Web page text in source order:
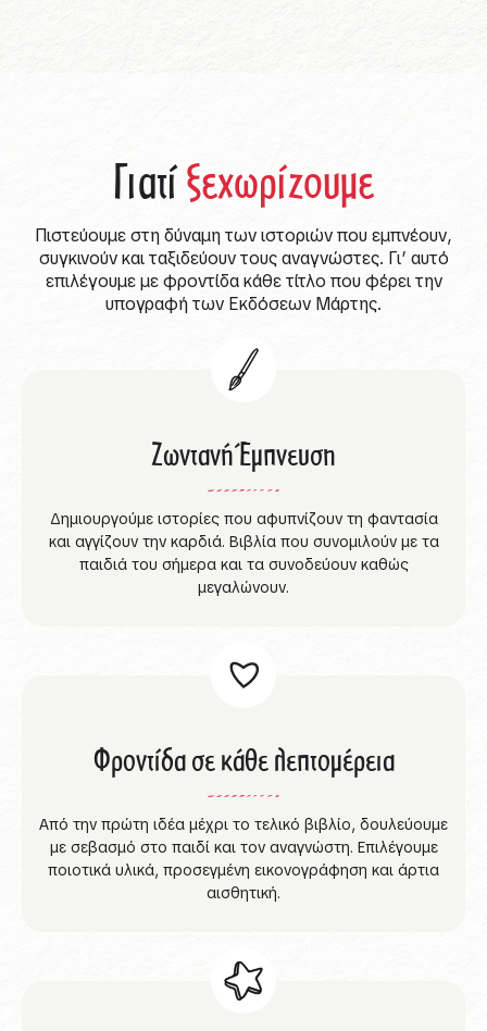
Γιατίξεχωρίζουμε
Πιστεύουμε στη δύναμη των ιστοριών που εμπνέουν,
συγκινούν και ταξιδεύουν τους αναγνώστες. Γι’ αυτό
επιλέγουμε με φροντίδα κάθε τίτλο που φέρει την
υπογραφή των Εκδόσεων Μάρτης.
Ζωντανή Έμπνευση
Δημιουργούμε ιστορίες που αφυπνίζουν τη φαντασία
και αγγίζουν την καρδιά. Βιβλία που συνομιλούν με τα
παιδιά του σήμερα και τα συνοδεύουν καθώς
μεγαλώνουν.
Φροντίδα σε κάθε λεπτομέρεια
Από την πρώτη ιδέα μέχρι το τελικό βιβλίο, δουλεύουμε
με σεβασμό στο παιδί και τον αναγνώστη. Επιλέγουμε
ποιοτικά υλικά, προσεγμένη εικονογράφηση και άρτια
αισθητική.